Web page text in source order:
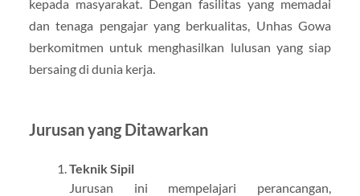
kepada masyarakat. Dengan fasilitas yang memadai
dan tenaga pengajar yang berkualitas, Unhas Gowa
berkomitmen untuk menghasilkan lulusan yang siap
bersaing di dunia kerja.
Jurusan yang Ditawarkan
Teknik Sipil
Jurusan ini mempelajari perancangan,